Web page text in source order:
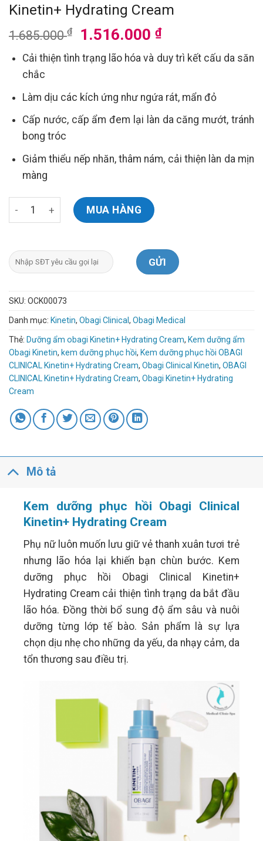
Kinetin+ Hydrating Cream
1.685.000₫
Giá
là:
1.516.000₫Giá
hiện
tại
1.516.000 ₫.
Cải thiện tình trạng lão hóa và duy trì kết cấu da săn
chắc
Làm dịu các kích ứng như ngứa rát, mẩn đỏ
Cấp nước, cấp ẩm đem lại làn da căng mướt, tránh
bong tróc
Giảm thiểu nếp nhăn, thâm nám, cải thiện làn da mịn
màng
Kinetin+ Hydrating Cream số lượng
MUA HÀNG
SKU: OCK00073
Danh mục: Kinetin, Obagi Clinical , Obagi Medical
Thẻ: Dưỡng ẩm obagi Kinetin+ Hydrating Cream, Kem dưỡng ẩm
Obagi Kinetin, kem dưỡng phục hồi, Kem dưỡng phục hồi OBAGI
CLINICAL Kinetin+ Hydrating Cream, Obagi Clinical Kinetin, OBAGI
CLINICAL Kinetin+ Hydrating Cream, Obagi Kinetin+ Hydrating
Cream
Mô tả
Kem dưỡng phục hồi Obagi Clinical
Kinetin+ Hydrating Cream
Phụ nữ luôn muốn lưu giữ vẻ thanh xuân tươi trẻ
nhưng lão hóa lại khiến bạn chùn bước. Kem
dưỡng phục hồi Obagi Clinical Kinetin+
Hydrating Cream cải thiện tình trạng da bắt đầu
lão hóa. Đồng thời bổ sung độ ẩm sâu và nuôi
dưỡng từng lớp tế bào. Sản phẩm là sự lựa
chọn dịu nhẹ cho những da yếu, da nhạy cảm, da
tổn thương sau điều trị.